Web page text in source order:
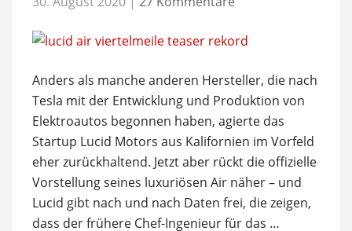
Anders als manche anderen Hersteller, die nach
Tesla mit der Entwicklung und Produktion von
Elektroautos begonnen haben, agierte das
Startup Lucid Motors aus Kalifornien im Vorfeld
eher zurückhaltend. Jetzt aber rückt die offizielle
Vorstellung seines luxuriösen Air näher – und
Lucid gibt nach und nach Daten frei, die zeigen,
dass der frühere Chef-Ingenieur für das …